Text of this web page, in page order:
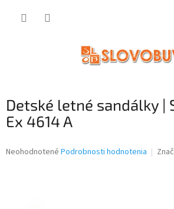
Detské letné sandálky |
Ex 4614 A
Priemerné
Neohodnotené Podrobnosti hodnotenia